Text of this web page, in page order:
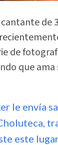
de
de
que
le envía
este